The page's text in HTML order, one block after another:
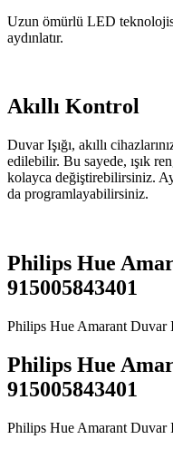
Uzun ömürlü LED
aydınlatır.
Akıllı Kontrol
Duvar Işığı, akıllı
edilebilir. Bu sayede, ışık
kolayca değiştirebilirsiniz.
da programlayabilirsiniz.
Philips Hue
915005843401
Philips Hue Amarant Duvar
Philips Hue
915005843401
Philips Hue Amarant Duvar